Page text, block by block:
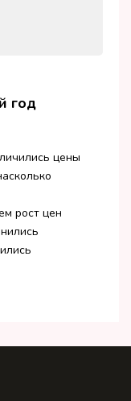
год
цены
рост цен